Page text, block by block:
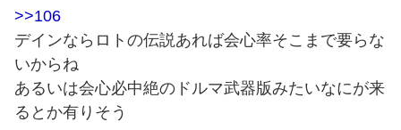
>>106
デインならロトの伝説あれば会心率そこまで要らな
いからね
あるいは会心必中絶のドルマ武器版みたいなにが来
るとか有りそう